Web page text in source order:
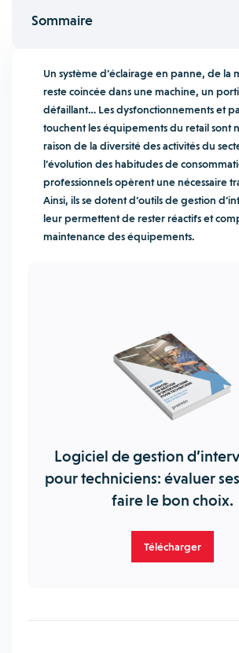
Sommaire
Un système d’éclairage en panne, de la
reste coincée dans une machine, un
défaillant… Les dysfonctionnements et
touchent les équipements du retail sont
raison de la diversité des activités du
l’évolution des habitudes de
professionnels opèrent une nécessaire
Ainsi, ils se dotent d’outils de gestion
leur permettent de rester réactifs et
maintenance des équipements.
Logiciel de gestion
pour techniciens: évaluer
faire le bon choix.
Télécharger